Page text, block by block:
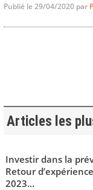
Publié le 29/04/2020 par
Articles les
Investir dans la
Retour
2023...